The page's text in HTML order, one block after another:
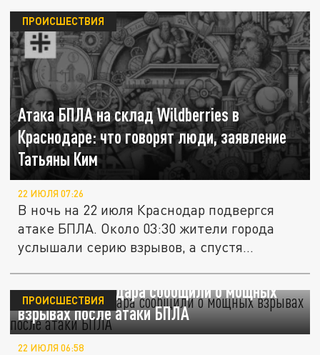
Атака БПЛА на склад Wildberries в
Краснодаре: что говорят люди, заявление
Татьяны Ким
ПРОИСШЕСТВИЯ
22 ИЮЛЯ 07:26
В ночь на 22 июля Краснодар подвергся
атаке БПЛА. Около 03:30 жители города
услышали серию взрывов, а спустя...
Жители Краснодара сообщили о мощных
взрывах после атаки БПЛА
ПРОИСШЕСТВИЯ
22 ИЮЛЯ 06:58